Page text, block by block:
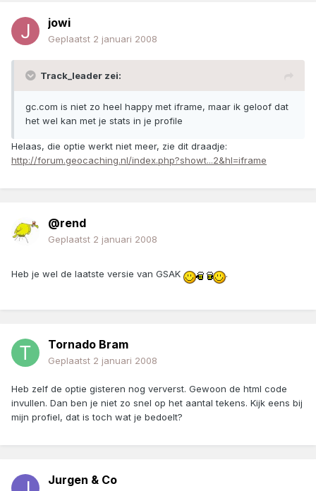
jowi
Geplaatst 2 januari 2008
Track_leader zei:
gc.com is niet zo heel happy met iframe, maar ik geloof dat
het wel kan met je stats in je profile
Helaas, die optie werkt niet meer, zie dit draadje:
http://forum.geocaching.nl/index.php?showt...2&hl=iframe
@rend
Geplaatst 2 januari 2008
Heb je wel de laatste versie van GSAK .
Tornado Bram
Geplaatst 2 januari 2008
Heb zelf de optie gisteren nog ververst. Gewoon de html code
invullen. Dan ben je niet zo snel op het aantal tekens. Kijk eens bij
mijn profiel, dat is toch wat je bedoelt?
Jurgen & Co